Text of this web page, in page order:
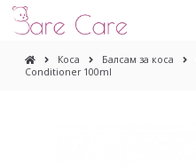
Коса Балсам за коса
Conditioner 100ml